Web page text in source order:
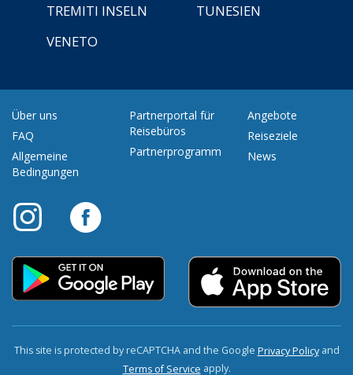
TREMITI INSELN
TUNESIEN
VENETO
Über uns
FAQ
Allgemeine
Bedingungen
Partnerportal für
Reisebüros
Partnerprogramm
Angebote
Reiseziele
News
This site is protected by reCAPTCHA and the Google Privacy Policyand
Terms of Service apply.